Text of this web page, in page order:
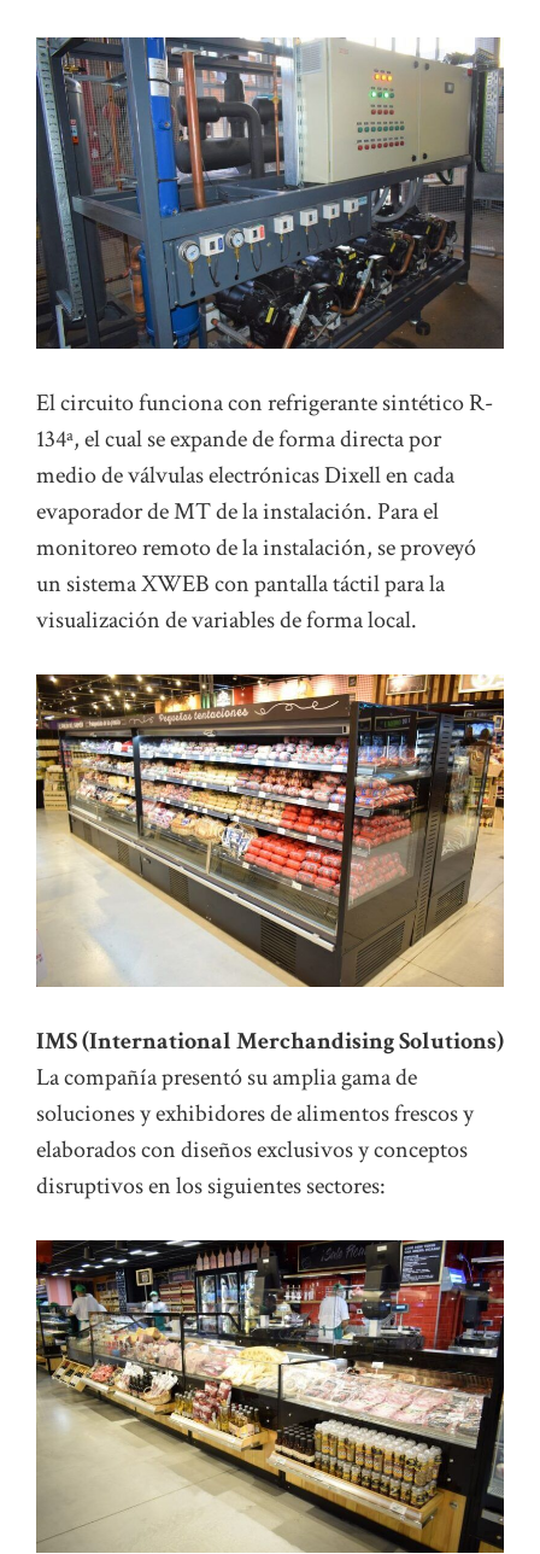
El circuito funciona con refrigerante sintético R-
134ª, el cual se expande de forma directa por
medio de válvulas electrónicas Dixell en cada
evaporador de MT de la instalación. Para el
monitoreo remoto de la instalación, se proveyó
un sistema XWEB con pantalla táctil para la
visualización de variables de forma local.
IMS (International Merchandising Solutions)
La compañía presentó su amplia gama de
soluciones y exhibidores de alimentos frescos y
elaborados con diseños exclusivos y conceptos
disruptivos en los siguientes sectores: